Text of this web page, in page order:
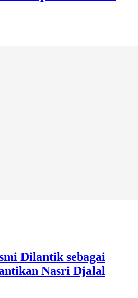
Dilantik sebagai
Nasri Djalal